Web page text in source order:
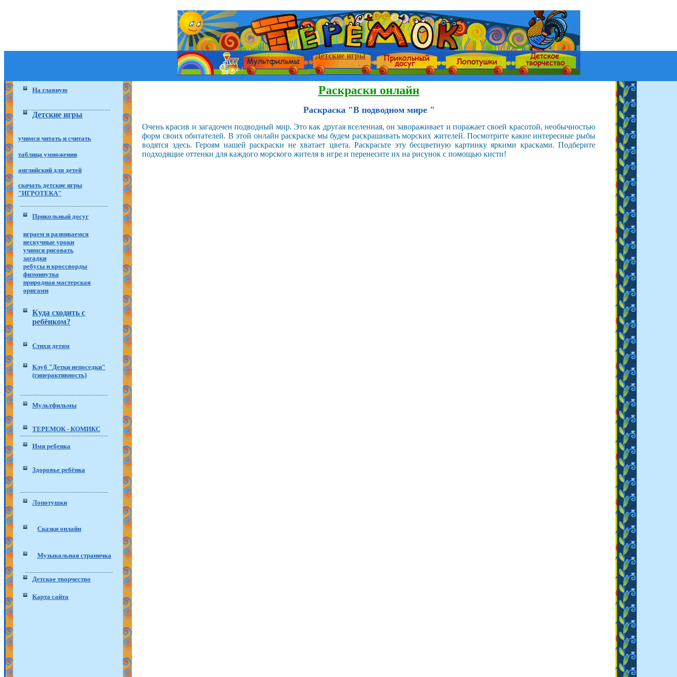
Детские игры
На главную
Детские игры
учимся читать и считать
таблица умножения
английский для детей
скачать детские игры
"ИГРОТЕКА"
Прикольный досуг
играем и развиваемся
нескучные уроки
учимся рисовать
загадки
ребусы и кроссворды
физминутка
природная мастерская
оригами
Куда сходить с
ребёнком?
Стихи детям
Клуб "Детки непоседки"
(гиперактивность)
Мультфильмы
ТЕРЕМОК - КОМИКС
Имя ребенка
Здоровье ребёнка
Лопотушки
Сказки онлайн
Музыкальная страничка
Детское творчество
Карта сайта
Раскраски онлайн
Раскраска "В подводном мире "
Очень красив и загадочен подводный мир. Это как другая вселенная, он завораживает и поражает своей красотой, необычностью
форм своих обитателей. В этой онлайн раскраске мы будем раскрашивать морских жителей. Посмотрите какие интересные рыбы
водятся здесь. Героям нашей раскраски не хватает цвета. Раскрасьте эту бесцветную картинку яркими красками. Подберите
подходящие оттенки для каждого морского жителя в игре и перенесите их на рисунок с помощью кисти!